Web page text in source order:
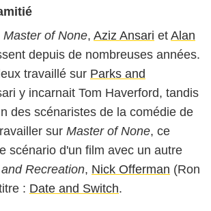
Master of None, Aziz Ansari et Alan
depuis de nombreuses années.
travaillé sur Parks and
y incarnait Tom Haverford, tandis
des scénaristes de la comédie de
sur Master of None, ce
scénario d'un film avec un autre
Recreation, Nick Offerman (Ron
: Date and Switch.